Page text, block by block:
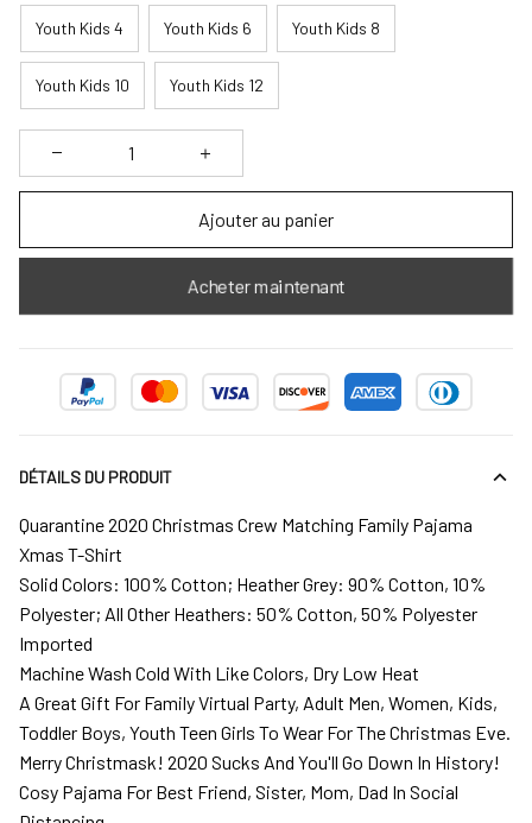
Youth Kids 4 Youth Kids 6 Youth Kids 8
Youth Kids 10 Youth Kids 12
Ajouter au panier
Acheter maintenant
DÉTAILS DU PRODUIT
Quarantine 2020 Christmas Crew Matching Family Pajama
Xmas T-Shirt
Solid Colors: 100% Cotton; Heather Grey: 90% Cotton, 10%
Polyester; All Other Heathers: 50% Cotton, 50% Polyester
Imported
Machine Wash Cold With Like Colors, Dry Low Heat
A Great Gift For Family Virtual Party, Adult Men, Women, Kids,
Toddler Boys, Youth Teen Girls To Wear For The Christmas Eve.
Merry Christmask! 2020 Sucks And You'll Go Down In History!
Cosy Pajama For Best Friend, Sister, Mom, Dad In Social